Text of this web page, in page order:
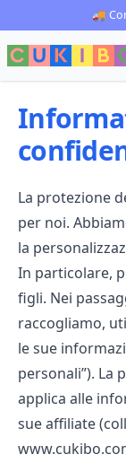
🚚
La protezione
per noi.
la
In particolare,
figli. Nei
raccogliamo,
le sue
personali”). La
applica alle
sue affiliate